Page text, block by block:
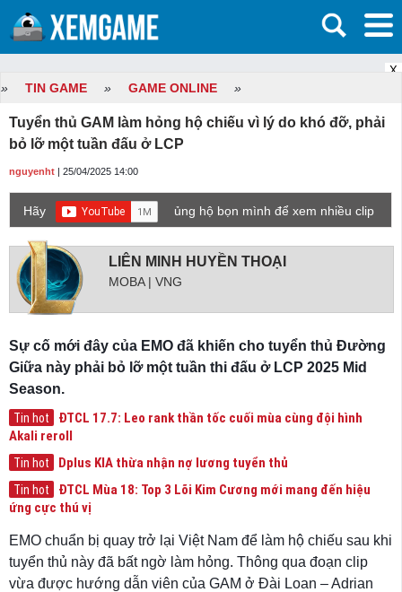
X
» TIN GAME » GAME ONLINE »
Tuyển thủ GAM làm hỏng hộ chiếu vì lý do khó đỡ, phải
bỏ lỡ một tuần đấu ở LCP
nguyenht | 25/04/2025 14:00
Hãy
ủng hộ bọn mình để xem nhiều clip
LIÊN MINH HUYỀN THOẠI
MOBA | VNG
Sự cố mới đây của EMO đã khiến cho tuyển thủ Đường
Giữa này phải bỏ lỡ một tuần thi đấu ở LCP 2025 Mid
Season.
Tin hot
ĐTCL 17.7: Leo rank thần tốc cuối mùa cùng đội hình
Akali reroll
Tin hot Dplus KIA thừa nhận nợ lương tuyển thủ
Tin hot
ĐTCL Mùa 18: Top 3 Lõi Kim Cương mới mang đến hiệu
ứng cực thú vị
EMO chuẩn bị quay trở lại Việt Nam để làm hộ chiếu sau khi
tuyển thủ này đã bất ngờ làm hỏng. Thông qua đoạn clip
vừa được hướng dẫn viên của GAM ở Đài Loan – Adrian